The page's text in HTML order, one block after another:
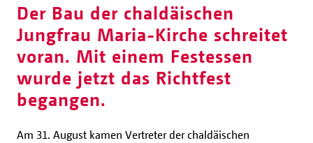
Der Bau der chaldäischen
Jungfrau Maria-Kirche schreitet
voran. Mit einem Festessen
wurde jetzt das Richtfest
begangen.
Am 31. August kamen Vertreter der chaldäischen